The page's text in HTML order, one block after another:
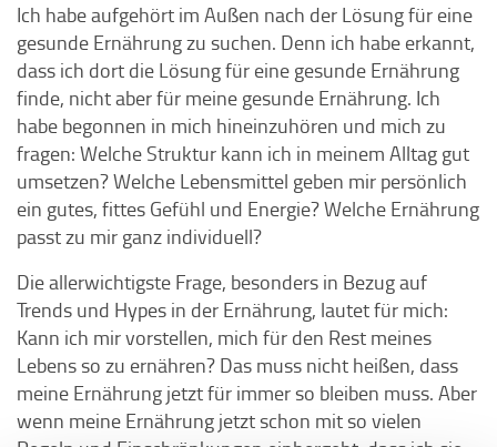
Ich habe aufgehört im Außen nach der Lösung für eine
gesunde Ernährung zu suchen. Denn ich habe erkannt,
dass ich dort die Lösung für eine gesunde Ernährung
finde, nicht aber für meine gesunde Ernährung. Ich
habe begonnen in mich hineinzuhören und mich zu
fragen: Welche Struktur kann ich in meinem Alltag gut
umsetzen? Welche Lebensmittel geben mir persönlich
ein gutes, fittes Gefühl und Energie? Welche Ernährung
passt zu mir ganz individuell?
Die allerwichtigste Frage, besonders in Bezug auf
Trends und Hypes in der Ernährung, lautet für mich:
Kann ich mir vorstellen, mich für den Rest meines
Lebens so zu ernähren? Das muss nicht heißen, dass
meine Ernährung jetzt für immer so bleiben muss. Aber
wenn meine Ernährung jetzt schon mit so vielen